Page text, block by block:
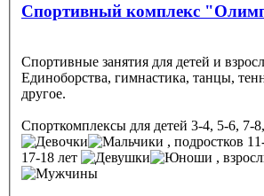
Спортивный комплекс
Спортивные занятия для детей и
Единоборства, гимнастика, танцы,
другое.
Спорткомплексы для детей 3-4, 5-6, 7-
, подростков
17-18 лет
,